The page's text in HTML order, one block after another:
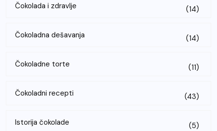
Čokolada i zdravlje (14)
Čokoladna dešavanja (14)
Čokoladne torte (11)
Čokoladni recepti (43)
Istorija čokolade (5)